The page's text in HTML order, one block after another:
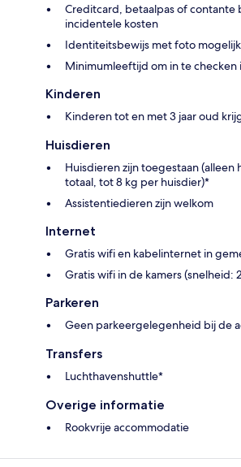
Creditcard, betaalpas of contante
incidentele kosten
Identiteitsbewijs met foto
Minimumleeftijd om in te checken
Kinderen
Kinderen tot en met 3 jaar oud
Huisdieren
Huisdieren zijn toegestaan (alleen
totaal, tot 8 kg per huisdier)*
Assistentiedieren zijn welkom
Internet
Gratis wifi en kabelinternet in
Gratis wifi in de kamers (snelheid:
Parkeren
Geen parkeergelegenheid bij de
Transfers
Luchthavenshuttle*
Overige informatie
Rookvrije accommodatie